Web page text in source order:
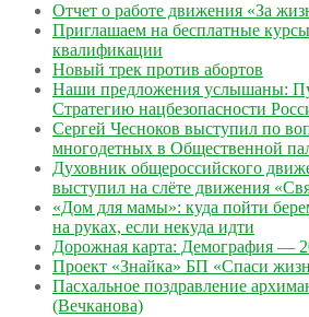
Отчет о работе движения «За
Приглашаем на бесплатные
квалификации
Новый трек против абортов
Наши предложения услышаны:
Стратегию нацбезопасности
Сергей Чесноков выступил по
многодетных в Общественной
Духовник общероссийского
выступил на слёте движения
«Дом для мамы»: куда пойти
на руках, если некуда идти
Дорожная карта: Демография —
Проект «Знайка» БП «Спаси
Пасхальное поздравление
(Вечканова)